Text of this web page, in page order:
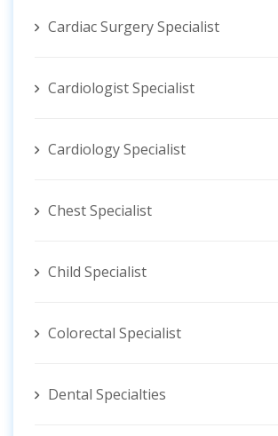
Cardiac Surgery Specialist
Cardiologist Specialist
Cardiology Specialist
Chest Specialist
Child Specialist
Colorectal Specialist
Dental Specialties